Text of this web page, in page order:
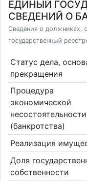
ЕДИНЫЙ
СВЕДЕНИЙ О
Сведения о должниках,
государственный
Статус дела,
прекращения
Процедура
экономической
несостоятельности
(банкротства)
Реализация
Доля
собственности